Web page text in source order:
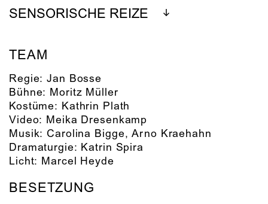
SENSORISCHE REIZE
TEAM
Regie:Jan Bosse
Bühne: Moritz Müller
Kostüme: Kathrin Plath
Video: Meika Dresenkamp
Musik: Carolina Bigge,Arno Kraehahn
Dramaturgie: Katrin Spira
Licht: Marcel Heyde
BESETZUNG